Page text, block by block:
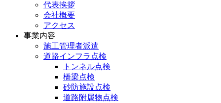
代表挨拶
会社概要
アクセス
事業内容
施工管理者派遣
道路インフラ点検
トンネル点検
橋梁点検
砂防施設点検
道路附属物点検